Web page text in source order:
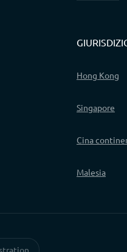
Hong Kong
Singapore
Cina
Malesia